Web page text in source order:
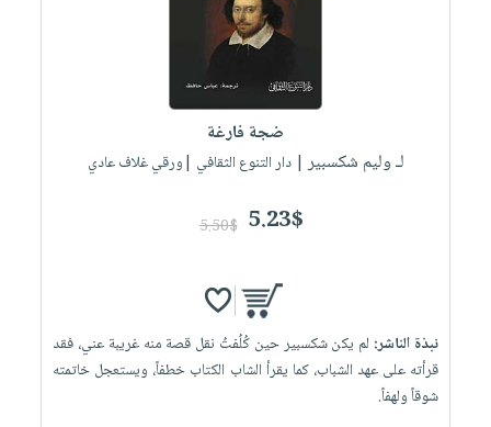
ضجة فارغة
لـ وليم شكسبير| دار التنوع الثقافي |ورقي غلاف عادي
5.23$
5.50$
نبذة الناشر: لم يكن شكسبير حين كُلُفتُ نقل قصة منه غريبة عني، فقد
قرأته على عهد الشباب، كما يقرأ الشاب الكتاب خطفاً، ويستعجل خاتمته
شوقاً ولهفاً.